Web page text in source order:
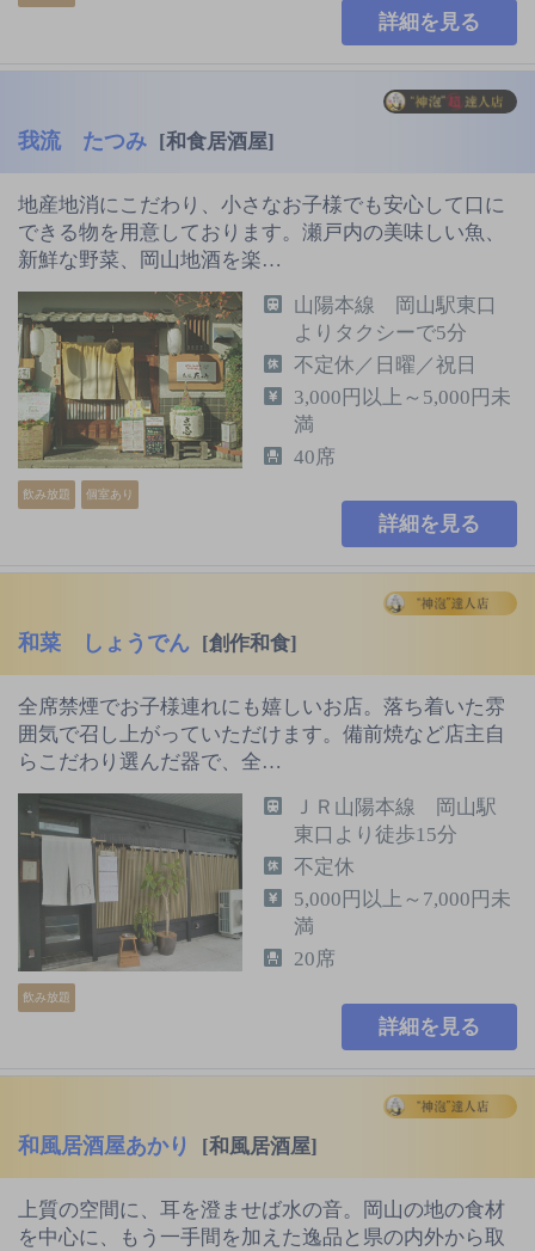
詳細を見る
我流 たつみ [和食居酒屋]
地産地消にこだわり、小さなお子様でも安心して口に
できる物を用意しております。瀬戸内の美味しい魚、
新鮮な野菜、岡山地酒を楽…
飲み放題 個室あり
山陽本線 岡山駅東口
よりタクシーで5分
不定休／日曜／祝日
3,000円以上～5,000円未
満
40席
詳細を見る
和菜 しょうでん [創作和食]
全席禁煙でお子様連れにも嬉しいお店。落ち着いた雰
囲気で召し上がっていただけます。備前焼など店主自
らこだわり選んだ器で、全…
飲み放題
ＪＲ山陽本線 岡山駅
東口より徒歩15分
不定休
5,000円以上～7,000円未
満
20席
詳細を見る
和風居酒屋あかり [和風居酒屋]
上質の空間に、耳を澄ませば水の音。岡山の地の食材
を中心に、もう一手間を加えた逸品と県の内外から取